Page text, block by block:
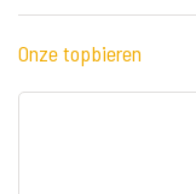
Onze topbieren